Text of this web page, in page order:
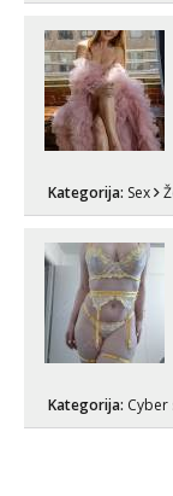
Kategorija: Sex
Kategorija: Cyber